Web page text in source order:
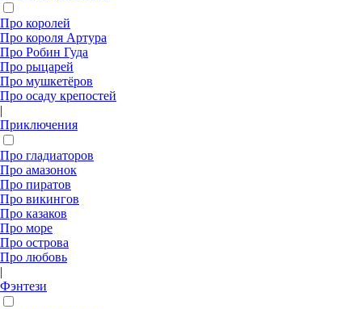
Про королей
Про короля Артура
Про Робин Гуда
Про рыцарей
Про мушкетёров
Про осаду крепостей
|
Приключения
Про гладиаторов
Про амазонок
Про пиратов
Про викингов
Про казаков
Про море
Про острова
Про любовь
|
Фэнтези